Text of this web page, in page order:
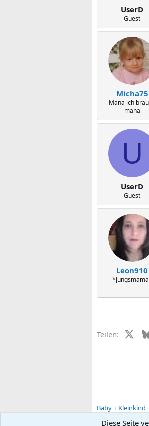
UserD
Guest
Micha75
Mana ich
mana
U
UserD
Guest
Leon910
Teilen: X
Baby + Kleinkind
Diese Seite